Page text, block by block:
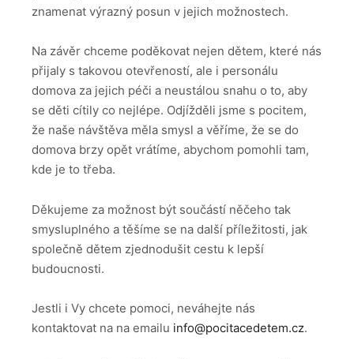
znamenat výrazný posun v jejich možnostech.
Na závěr chceme poděkovat nejen dětem, které nás
přijaly s takovou otevřeností, ale i personálu
domova za jejich péči a neustálou snahu o to, aby
se děti cítily co nejlépe. Odjížděli jsme s pocitem,
že naše návštěva měla smysl a věříme, že se do
domova brzy opět vrátíme, abychom pomohli tam,
kde je to třeba.
Děkujeme za možnost být součástí něčeho tak
smysluplného a těšíme se na další příležitosti, jak
společně dětem zjednodušit cestu k lepší
budoucnosti.
Jestli i Vy chcete pomoci, neváhejte nás
kontaktovat na na emailu info@pocitacedetem.cz.